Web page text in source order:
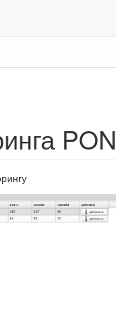
PON